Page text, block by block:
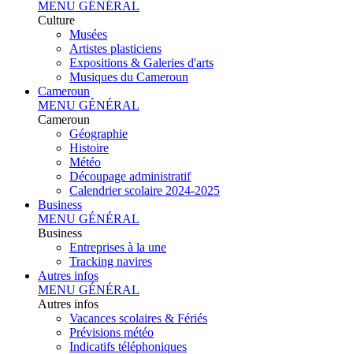
MENU GÉNÉRAL
Culture
Musées
Artistes plasticiens
Expositions & Galeries d'arts
Musiques du Cameroun
Cameroun
MENU GÉNÉRAL
Cameroun
Géographie
Histoire
Météo
Découpage administratif
Calendrier scolaire 2024-2025
Business
MENU GÉNÉRAL
Business
Entreprises à la une
Tracking navires
Autres infos
MENU GÉNÉRAL
Autres infos
Vacances scolaires & Fériés
Prévisions météo
Indicatifs téléphoniques